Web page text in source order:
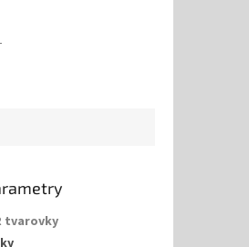
tvarovky